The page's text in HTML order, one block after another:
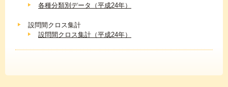
各種分類別データ（平成24年）
設問間クロス集計
設問間クロス集計（平成24年）